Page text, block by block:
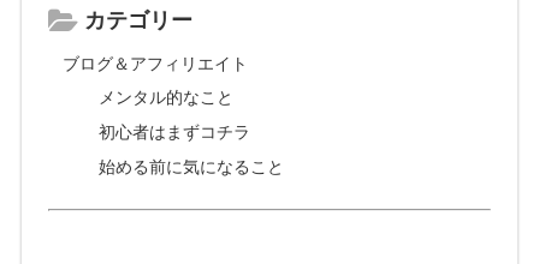
カテゴリー
ブログ＆アフィリエイト
メンタル的なこと
初心者はまずコチラ
始める前に気になること